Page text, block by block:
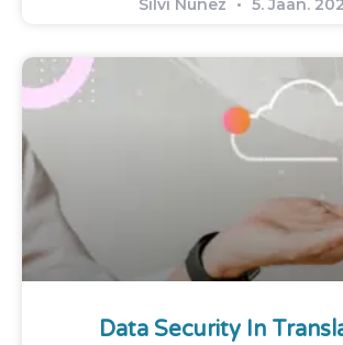
Silvi Nunez 5. Jaan.
Data Security In